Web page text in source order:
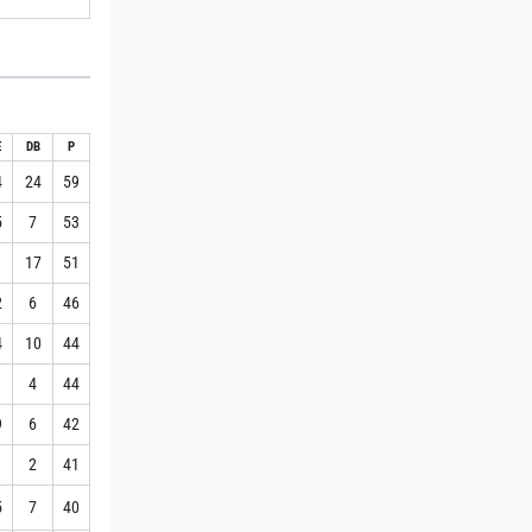
DB P
24 59
7 53
17 51
6 46
10 44
4 44
6 42
2 41
7 40